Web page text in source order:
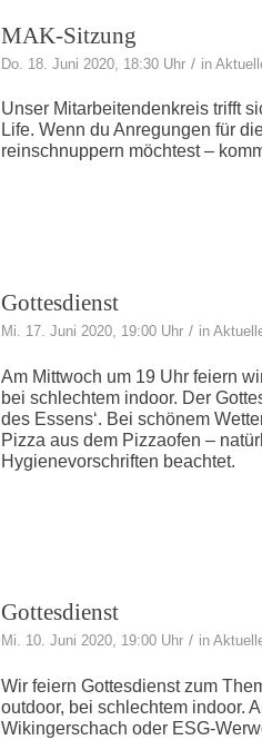
MAK-Sitzung
Do. 18. Juni 2020, 18:30 Uhr / in
Unser Mitarbeitendenkreis trifft
Life. Wenn du Anregungen für
reinschnuppern möchtest –
Gottesdienst
Mi. 17. Juni 2020, 19:00 Uhr / in
Am Mittwoch um 19 Uhr feiern
bei schlechtem indoor. Der
des Essens‘. Bei schönem
Pizza aus dem Pizzaofen –
Hygienevorschriften beachtet.
Gottesdienst
Mi. 10. Juni 2020, 19:00 Uhr / in
Wir feiern Gottesdienst zum
outdoor, bei schlechtem indoor.
Wikingerschach oder ESG-